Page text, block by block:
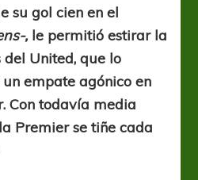
su gol cien en el
,le permitió estirar la
United, que lo
empate agónico en
Con todavía media
Premier se tiñe cada